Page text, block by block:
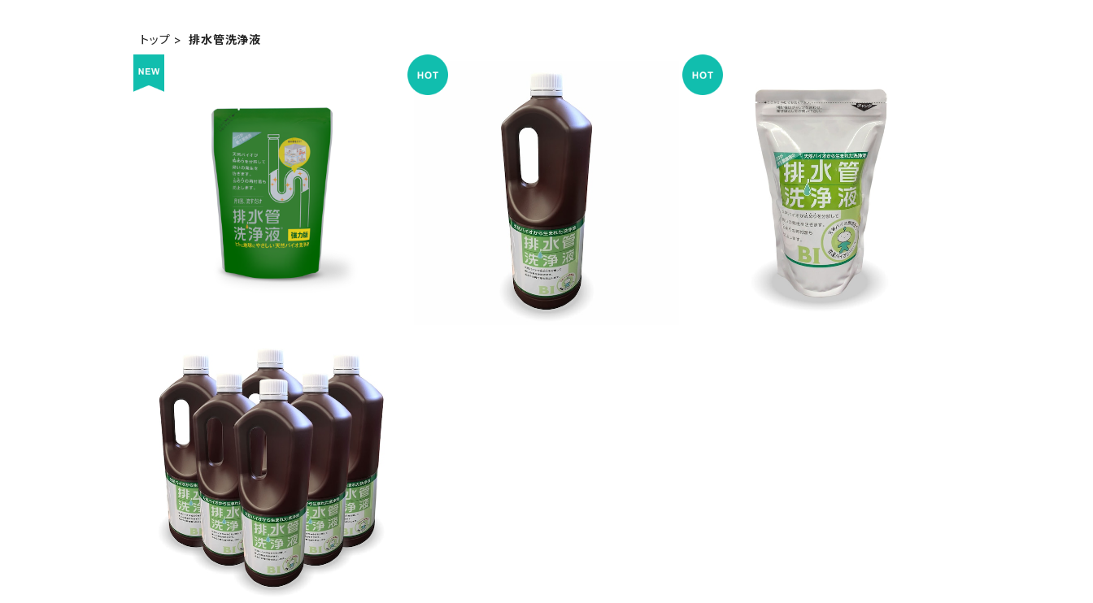
トップ 排水管洗浄液
排水管洗浄液強力版 300㎖
¥1,298
排水管洗浄液 1.8ℓ
¥1,815
排水管洗浄液 500㎖
¥605
排水管洗浄液1.8L 6本セット
¥10,000